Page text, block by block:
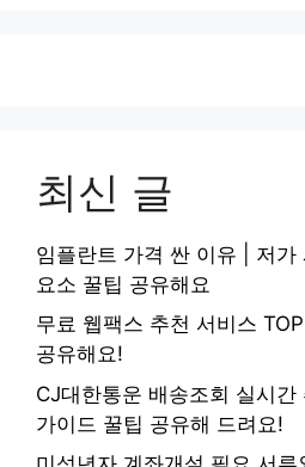
최신 글
임플란트 가격 싼 이유 | 저가
요소 꿀팁 공유해요
무료 웹팩스 추천 서비스
공유해요!
CJ대한통운 배송조회 실시
가이드 꿀팁 공유해 드려요!